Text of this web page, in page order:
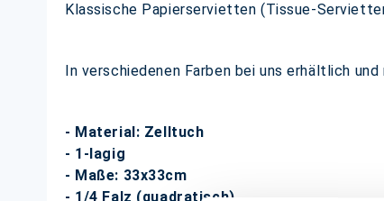
Klassische Papierservietten (Tissue-
In verschiedenen Farben bei uns erhältlich
- Material: Zelltuch
- 1-lagig
- Maße: 33x33cm
- 1/4 Falz (quadratisch)